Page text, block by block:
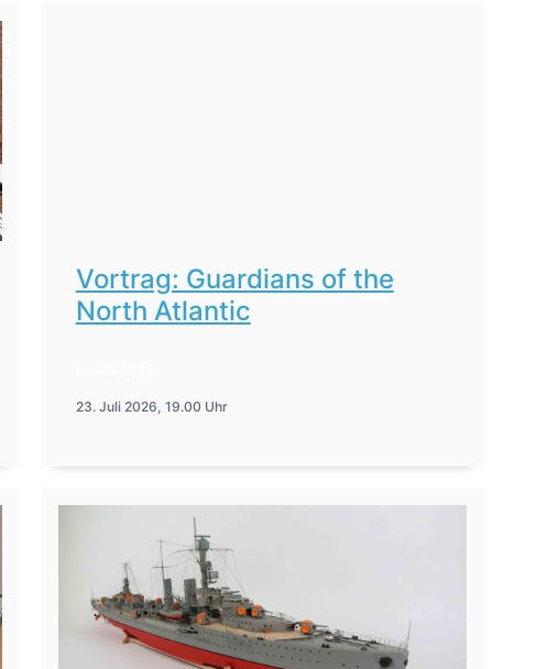
Vortrag: Guardians of the
North Atlantic
23. Juli 2026, 19.00 Uhr